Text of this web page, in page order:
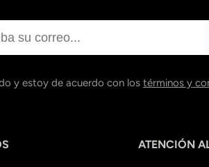
y estoy de acuerdo con los términos y
ATENCIÓN